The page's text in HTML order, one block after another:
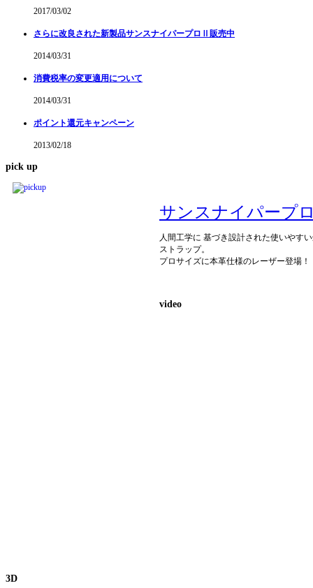
2017/03/02
さらに改良された新製品サンスナイパープロⅡ販売中
2014/03/31
消費税率の変更適用について
2014/03/31
ポイント還元キャンペーン
2013/02/18
pick up
サンスナイパープ
人間工学に 基づき設計された使いやす
ストラップ。
プロサイズに本革仕様のレーザー登場！
video
3D